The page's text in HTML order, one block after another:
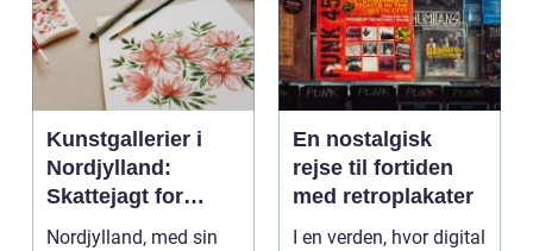
Kunstgallerier i
Nordjylland:
Skattejagt for
kunstentusiaster
Nordjylland, med sin
En nostalgisk
rejse til fortiden
med retroplakater
I en verden, hvor digital